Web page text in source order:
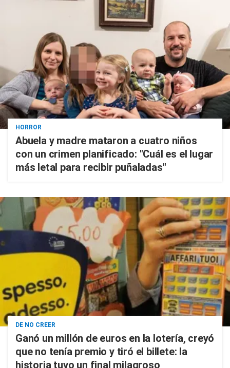
HORROR
Abuela y madre mataron a cuatro niños
con un crimen planificado: "Cuál es el lugar
más letal para recibir puñaladas"
DE NO CREER
Ganó un millón de euros en la lotería, creyó
que no tenía premio y tiró el billete: la
historia tuvo un final milagroso